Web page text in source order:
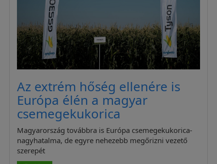
Az extrém hőség ellenére is
Európa élén a magyar
csemegekukorica
Magyarország továbbra is Európa csemegekukorica-
nagyhatalma, de egyre nehezebb megőrizni vezető
szerepét